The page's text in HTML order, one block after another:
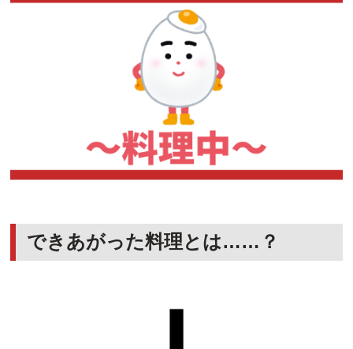
できあがった料理とは……？